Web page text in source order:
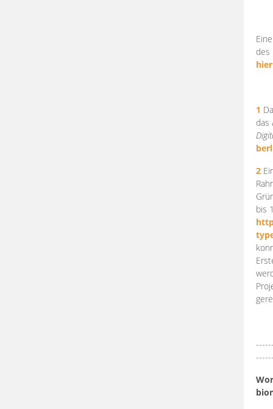
des
hier
1
das
2
bis